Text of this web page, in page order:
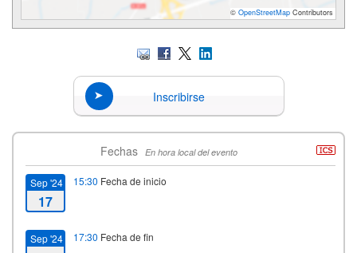
© OpenStreetMap Contributors
Inscribirse
Fechas En hora local del evento
Sep '24
17
15:30 Fecha de inicio
Sep '24 17:30 Fecha de fin